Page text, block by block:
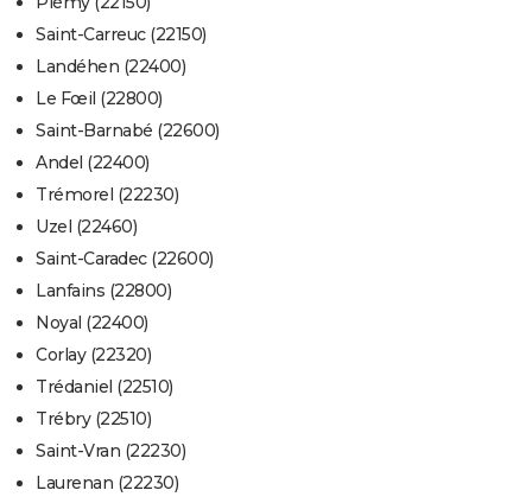
Saint-Carreuc (22150)
Landéhen (22400)
Le Fœil (22800)
Saint-Barnabé (22600)
Andel (22400)
Trémorel (22230)
Uzel (22460)
Saint-Caradec (22600)
Lanfains (22800)
Noyal (22400)
Corlay (22320)
Trédaniel (22510)
Trébry (22510)
Saint-Vran (22230)
Laurenan (22230)